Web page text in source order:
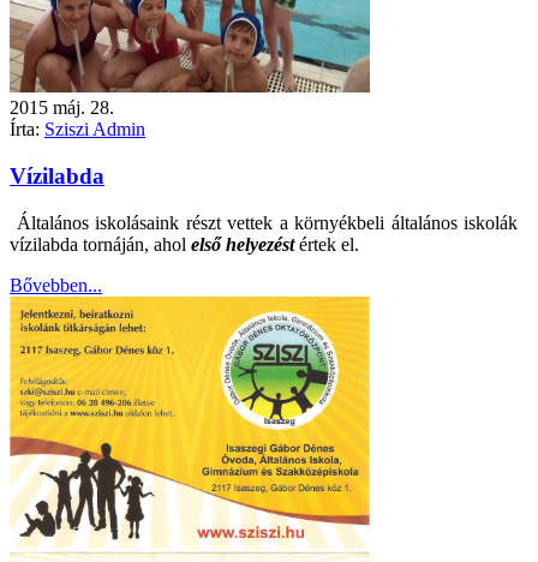
2015 máj. 28.
Írta: Sziszi Admin
Vízilabda
Általános iskolásaink részt vettek a környékbeli általános iskolák
vízilabda tornáján, ahol első helyezéstértek el.
Bővebben...